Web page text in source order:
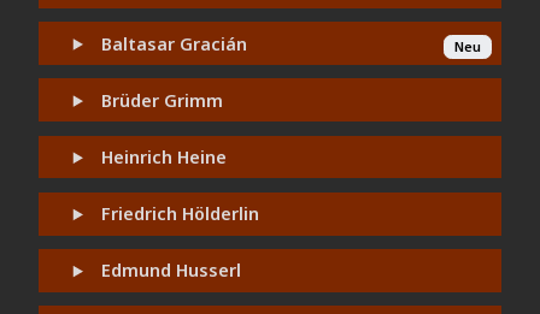
Baltasar Gracián Neu
Brüder Grimm
Heinrich Heine
Friedrich Hölderlin
Edmund Husserl